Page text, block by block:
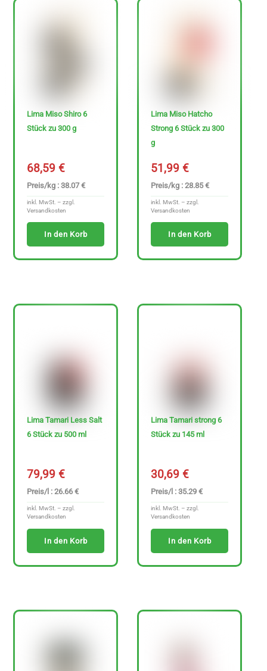
€
Lima Miso Shiro 6
Stück zu 300 g
68,59€
Preis/kg : 38.07 €
inkl. MwSt. – zzgl.
Versandkosten
In den Korb
Lima Miso Hatcho
Strong 6 Stück zu 300
g
51,99€
Preis/kg : 28.85 €
inkl. MwSt. – zzgl.
Versandkosten
In den Korb
Lima Tamari Less Salt
6 Stück zu 500 ml
79,99€
Preis/l : 26.66 €
inkl. MwSt. – zzgl.
Versandkosten
In den Korb
Lima Tamari strong 6
Stück zu 145 ml
30,69€
Preis/l : 35.29 €
inkl. MwSt. – zzgl.
Versandkosten
In den Korb